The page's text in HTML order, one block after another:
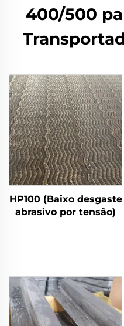
400/500
HP100 (Baixo desgaste
abrasivo por tensão)